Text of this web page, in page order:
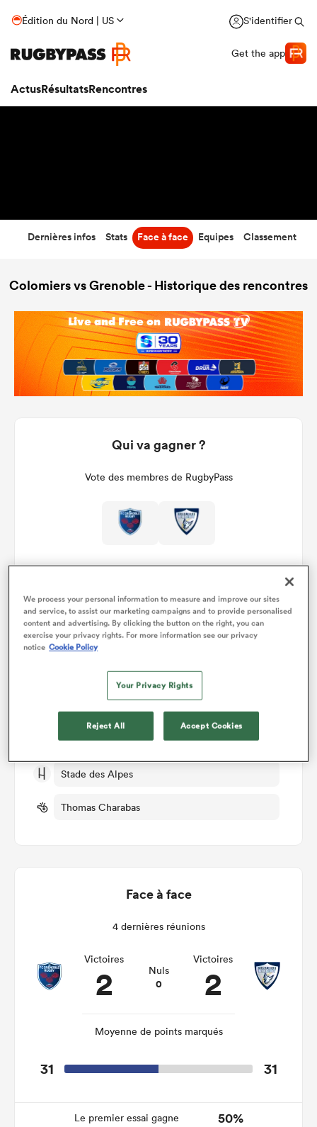
Édition du Nord | US S'identifier
Get the app
ActusRésultatsRencontres
Dernières infos Stats Face à face Equipes Classement
Colomiers vs Grenoble - Historique des rencontres
Qui va gagner ?
Vote des membres de RugbyPass
Détails du match
Manche 30
Ven 15th Mai 2026, 12:00pm PDT
Stade des Alpes
Thomas Charabas
Face à face
4 dernières réunions
Victoires
2 Nuls
0
Victoires
2
Moyenne de points marqués
31 31
Le premier essai gagne 50%
We process your personal information to measure and improve our sites
and service, to assist our marketing campaigns and to provide personalised
content and advertising. By clicking the button on the right, you can
exercise your privacy rights. For more information see our privacy
notice Cookie Policy
Your Privacy Rights
Reject All Accept Cookies